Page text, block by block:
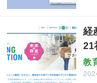
経
21
教